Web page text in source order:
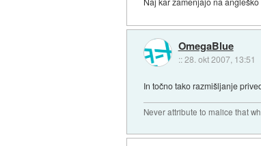
OmegaBlue
::28. okt 2007, 13:51
In točno tako razmišljanje
Never attribute to malice that